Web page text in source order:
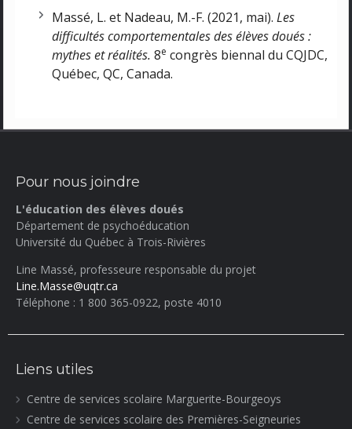
Massé, L. et Nadeau, M.-F. (2021, mai). Les
difficultés comportementales des élèves doués :
mythes et réalités. 8e congrès biennal du CQJDC,
Québec, QC, Canada.
Pour nous joindre
L'éducation des élèves doués
Département de psychoéducation
Université du Québec à Trois-Rivières
Line Massé, professeure responsable du projet
Line.Masse@uqtr.ca
Téléphone : 1 800 365-0922, poste 4010
Liens utiles
Centre de services scolaire Marguerite-Bourgeoys
Centre de services scolaire des Premières-Seigneuries